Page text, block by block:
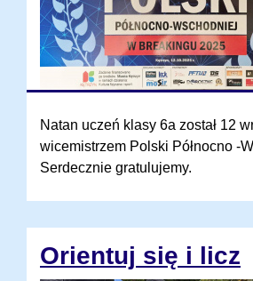
Natan uczeń klasy 6a został 12
wicemistrzem Polski Północno -
Serdecznie gratulujemy.
Orientuj się i licz